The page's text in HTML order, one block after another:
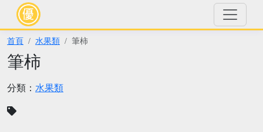
首頁 水果類 筆柿
筆柿
分類： 水果類